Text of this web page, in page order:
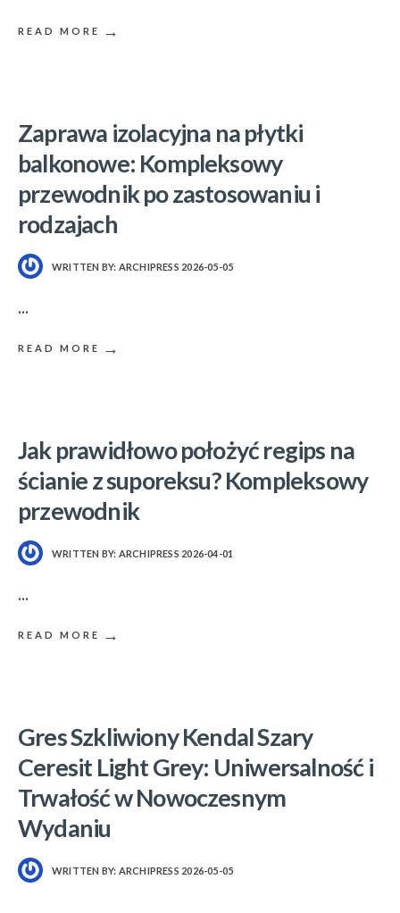
READ MORE →
Zaprawa izolacyjna na płytki
balkonowe: Kompleksowy
przewodnik po zastosowaniu i
rodzajach
WRITTEN BY: ARCHIPRESS 2026-05-05
...
READ MORE →
Jak prawidłowo położyć regips na
ścianie z suporeksu? Kompleksowy
przewodnik
WRITTEN BY: ARCHIPRESS 2026-04-01
...
READ MORE →
Gres Szkliwiony Kendal Szary
Ceresit Light Grey: Uniwersalność i
Trwałość w Nowoczesnym
Wydaniu
WRITTEN BY: ARCHIPRESS 2026-05-05